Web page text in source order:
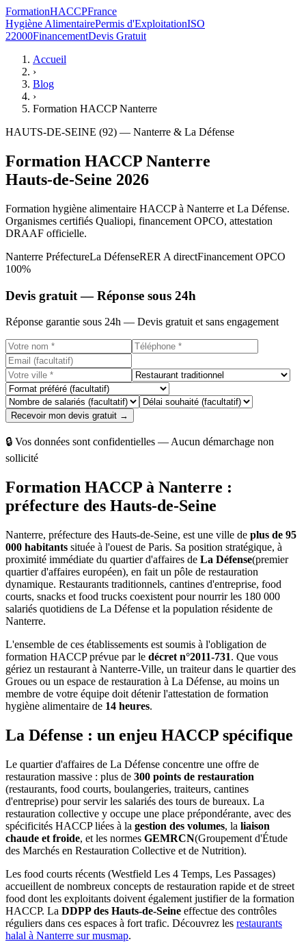
FormationHACCPFrance
Hygiène AlimentairePermis d'ExploitationISO
22000FinancementDevis Gratuit
Accueil
›
Blog
›
Formation HACCP Nanterre
HAUTS-DE-SEINE (92) — Nanterre & La Défense
Formation HACCP Nanterre
Hauts-de-Seine 2026
Formation hygiène alimentaire HACCP à Nanterre et La Défense.
Organismes certifiés Qualiopi, financement OPCO, attestation
DRAAF officielle.
Nanterre PréfectureLa DéfenseRER A directFinancement OPCO
100%
Devis gratuit — Réponse sous 24h
Réponse garantie sous 24h — Devis gratuit et sans engagement
Recevoir mon devis gratuit →
🔒 Vos données sont confidentielles — Aucun démarchage non
sollicité
Formation HACCP à Nanterre :
préfecture des Hauts-de-Seine
Nanterre, préfecture des Hauts-de-Seine, est une ville de plus de 95
000 habitants située à l'ouest de Paris. Sa position stratégique, à
proximité immédiate du quartier d'affaires de La Défense(premier
quartier d'affaires européen), en fait un pôle de restauration
dynamique. Restaurants traditionnels, cantines d'entreprise, food
courts, snacks et food trucks coexistent pour nourrir les 180 000
salariés quotidiens de La Défense et la population résidente de
Nanterre.
L'ensemble de ces établissements est soumis à l'obligation de
formation HACCP prévue par le décret n°2011-731. Que vous
gériez un restaurant à Nanterre-Ville, un traiteur dans le quartier des
Groues ou un espace de restauration à La Défense, au moins un
membre de votre équipe doit détenir l'attestation de formation
hygiène alimentaire de 14 heures.
La Défense : un enjeu HACCP spécifique
Le quartier d'affaires de La Défense concentre une offre de
restauration massive : plus de 300 points de restauration
(restaurants, food courts, boulangeries, traiteurs, cantines
d'entreprise) pour servir les salariés des tours de bureaux. La
restauration collective y occupe une place prépondérante, avec des
spécificités HACCP liées à la gestion des volumes, la liaison
chaude et froide, et les normes GEMRCN(Groupement d'Étude
des Marchés en Restauration Collective et de Nutrition).
Les food courts récents (Westfield Les 4 Temps, Les Passages)
accueillent de nombreux concepts de restauration rapide et de street
food dont les exploitants doivent également justifier de la formation
HACCP. La DDPP des Hauts-de-Seine effectue des contrôles
réguliers dans ces espaces à fort trafic. Découvrez les restaurants
halal à Nanterre sur musmap.